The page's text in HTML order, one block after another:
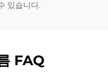
있습니다.
FAQ